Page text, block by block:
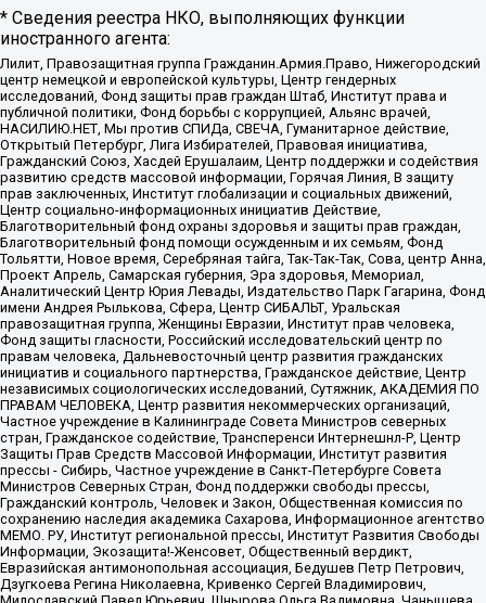
* Сведения реестра НКО, выполняющих функции
иностранного агента:
Лилит, Правозащитная группа Гражданин.Армия.Право, Нижегородский
центр немецкой и европейской культуры, Центр гендерных
исследований, Фонд защиты прав граждан Штаб, Институт права и
публичной политики, Фонд борьбы с коррупцией, Альянс врачей,
НАСИЛИЮ.НЕТ, Мы против СПИДа, СВЕЧА, Гуманитарное действие,
Открытый Петербург, Лига Избирателей, Правовая инициатива,
Гражданский Союз, Хасдей Ерушалаим, Центр поддержки и содействия
развитию средств массовой информации, Горячая Линия, В защиту
прав заключенных, Институт глобализации и социальных движений,
Центр социально-информационных инициатив Действие,
Благотворительный фонд охраны здоровья и защиты прав граждан,
Благотворительный фонд помощи осужденным и их семьям, Фонд
Тольятти, Новое время, Серебряная тайга, Так-Так-Так, Сова, центр Анна,
Проект Апрель, Самарская губерния, Эра здоровья, Мемориал,
Аналитический Центр Юрия Левады, Издательство Парк Гагарина, Фонд
имени Андрея Рылькова, Сфера, Центр СИБАЛЬТ, Уральская
правозащитная группа, Женщины Евразии, Институт прав человека,
Фонд защиты гласности, Российский исследовательский центр по
правам человека, Дальневосточный центр развития гражданских
инициатив и социального партнерства, Гражданское действие, Центр
независимых социологических исследований, Сутяжник, АКАДЕМИЯ ПО
ПРАВАМ ЧЕЛОВЕКА, Центр развития некоммерческих организаций,
Частное учреждение в Калининграде Совета Министров северных
стран, Гражданское содействие, Трансперенси Интернешнл-Р, Центр
Защиты Прав Средств Массовой Информации, Институт развития
прессы - Сибирь, Частное учреждение в Санкт-Петербурге Совета
Министров Северных Стран, Фонд поддержки свободы прессы,
Гражданский контроль, Человек и Закон, Общественная комиссия по
сохранению наследия академика Сахарова, Информационное агентство
МЕМО. РУ, Институт региональной прессы, Институт Развития Свободы
Информации, Экозащита!-Женсовет, Общественный вердикт,
Евразийская антимонопольная ассоциация, Бедушев Петр Петрович,
Дзугкоева Регина Николаевна, Кривенко Сергей Владимирович,